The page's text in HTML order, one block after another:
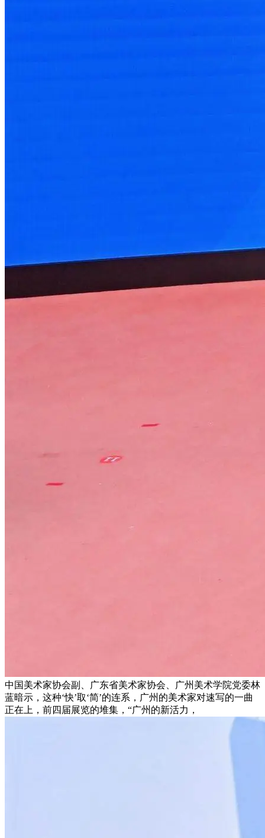
中国美术家协会副、广东省美术家协会、广州美术学院党委林
蓝暗示，这种‘快’取‘简’的连系，广州的美术家对速写的一曲
正在上，前四届展览的堆集，“广州的新活力，